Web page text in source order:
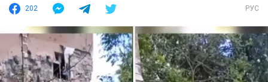
202 РУС